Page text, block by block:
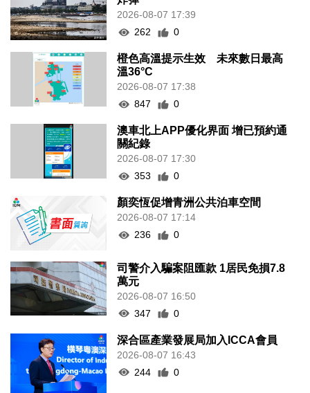
2026-08-07 17:39
262
0
橙色高溫提示生效 未來數日最高
溫36°C
2026-08-07 17:38
847
0
澳車北上APP優化界面 增已預約通
關紀錄
2026-08-07 17:30
353
0
顏奕恆促增青洲公共泊車空間
2026-08-07 17:14
236
0
司警介入騙案阻匯款 1居民免損7.8
萬元
2026-08-07 16:50
347
0
深合區產業發展局加入ICCA會員
2026-08-07 16:43
244
0